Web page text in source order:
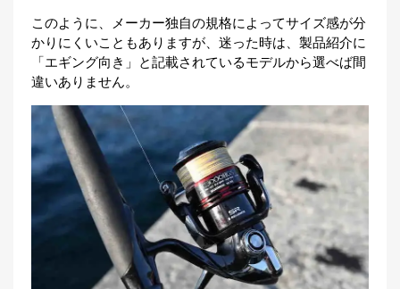
このように、メーカー独自の規格によってサイズ感が分
かりにくいこともありますが、迷った時は、製品紹介に
「エギング向き」と記載されているモデルから選べば間
違いありません。
お
問
い
合
せ